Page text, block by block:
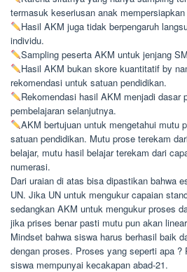
termasuk keseriusan anak mempersiapkan
Hasil AKM juga tidak berpengaruh
individu.
Sampling peserta AKM untuk jenjang
Hasil AKM bukan skore kuantitatif by
rekomendasi untuk satuan pendidikan.
Rekomendasi hasil AKM menjadi dasar
pembelajaran selanjutnya.
AKM bertujuan untuk mengetahui mutu
satuan pendidikan. Mutu prose terekam
belajar, mutu hasil belajar terekam dari
numerasi.
Dari uraian di atas bisa dipastikan bahwa
UN. Jika UN untuk mengukur capaian
sedangkan AKM untuk mengukur proses
jika prises benar pasti mutu pun akan
Mindset bahwa siswa harus berhasil baik
dengan proses. Proses yang seperti apa ?
siswa mempunyai kecakapan abad-21.